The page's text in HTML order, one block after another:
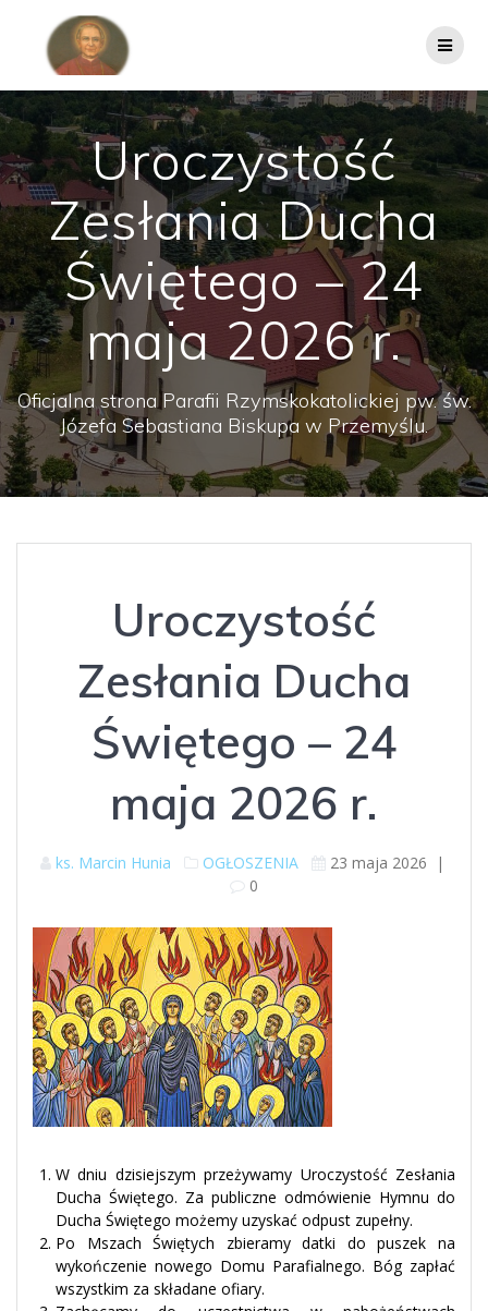
Uroczystość
Zesłania Ducha
Świętego – 24
maja 2026 r.
Oficjalna strona Parafii Rzymskokatolickiej pw. św.
Józefa Sebastiana Biskupa w Przemyślu.
Uroczystość
Zesłania Ducha
Świętego – 24
maja 2026 r.
ks. Marcin Hunia OGŁOSZENIA 23 maja 2026 |
0
W dniu dzisiejszym przeżywamy Uroczystość Zesłania
Ducha Świętego. Za publiczne odmówienie Hymnu do
Ducha Świętego możemy uzyskać odpust zupełny.
Po Mszach Świętych zbieramy datki do puszek na
wykończenie nowego Domu Parafialnego. Bóg zapłać
wszystkim za składane ofiary.